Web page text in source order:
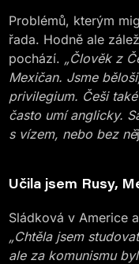
Problémů, kterým
řada. Hodně ale
pochází. „Člověk z
Mexičan. Jsme
privilegium. Češi
často umí anglicky.
s vízem, nebo bez ně
Učila jsem Rusy,
Sládková v Americe
„Chtěla jsem
ale za komunismu